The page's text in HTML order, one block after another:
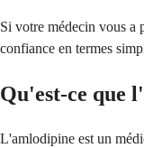
Si votre médecin vous a
confiance en termes
Qu'est-ce que
L'amlodipine est un